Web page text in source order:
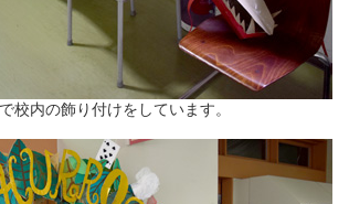
校内の飾り付けをしています。